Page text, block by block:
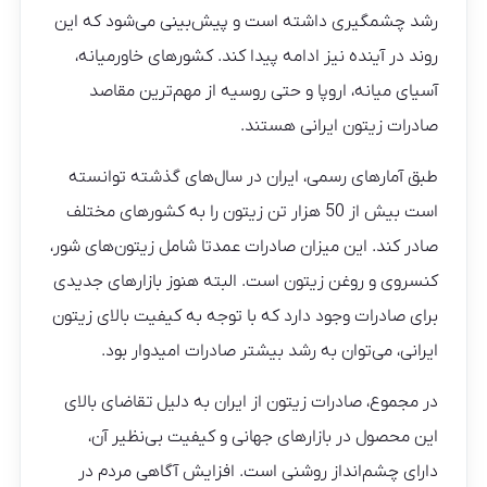
رشد چشمگیری داشته است و پیش‌بینی می‌شود که این
روند در آینده نیز ادامه پیدا کند. کشورهای خاورمیانه،
آسیای میانه، اروپا و حتی روسیه از مهم‌ترین مقاصد
صادرات زیتون ایرانی هستند.
طبق آمارهای رسمی، ایران در سال‌های گذشته توانسته
است بیش از 50 هزار تن زیتون را به کشورهای مختلف
صادر کند. این میزان صادرات عمدتا شامل زیتون‌های شور،
کنسروی و روغن زیتون است. البته هنوز بازارهای جدیدی
برای صادرات وجود دارد که با توجه به کیفیت بالای زیتون
ایرانی، می‌توان به رشد بیشتر صادرات امیدوار بود.
در مجموع، صادرات زیتون از ایران به دلیل تقاضای بالای
این محصول در بازارهای جهانی و کیفیت بی‌نظیر آن،
دارای چشم‌انداز روشنی است. افزایش آگاهی مردم در